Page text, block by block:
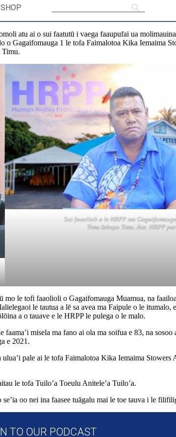
SHOP
atu ai o sui faatutū i vaega faaupufai ua
o Gagaifomauga 1 le tofa Faimalotoa Kika Iemaima
Timu.
Sui faaolioli a le HRPP mo
Timu Iakopo Timu.Ata: HRPP
le tofi faaolioli o Gagaifomauga Muamua, na
le tautua a lē sa avea ma Faipule o le itumalo,
a o tauave e le HRPP le pulega o le malo.
misela ma fano ai ola ma soifua e 83, na sosoo
e 2021.
pale ai le tofa Faimalotoa Kika Iemaima
le tofa Tuilo’a Toeulu Anitele’a Tuilo’a.
oo nei ina faasee tuāgalu mai le toe tauva i le
TO OUR PODCAST